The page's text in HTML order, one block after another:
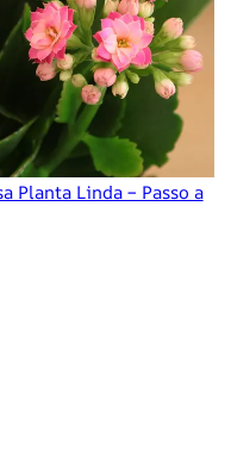
Planta Linda – Passo a